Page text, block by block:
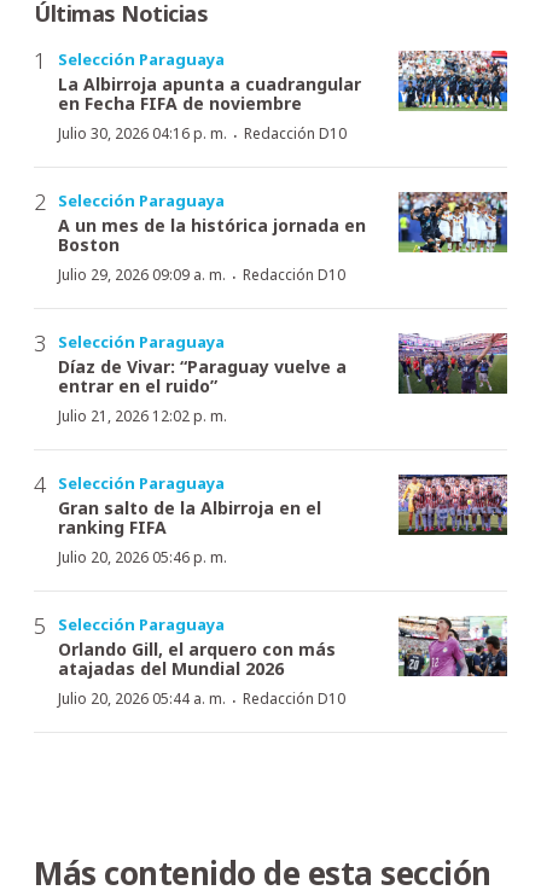
Últimas Noticias
Selección Paraguaya
La Albirroja apunta a cuadrangular
en Fecha FIFA de noviembre
Julio 30, 2026 04:16 p. m. · Redacción D10
Selección Paraguaya
A un mes de la histórica jornada en
Boston
Julio 29, 2026 09:09 a. m. · Redacción D10
Selección Paraguaya
Díaz de Vivar: “Paraguay vuelve a
entrar en el ruido”
Julio 21, 2026 12:02 p. m.
Selección Paraguaya
Gran salto de la Albirroja en el
ranking FIFA
Julio 20, 2026 05:46 p. m.
Selección Paraguaya
Orlando Gill, el arquero con más
atajadas del Mundial 2026
Julio 20, 2026 05:44 a. m. · Redacción D10
Más contenido de esta sección